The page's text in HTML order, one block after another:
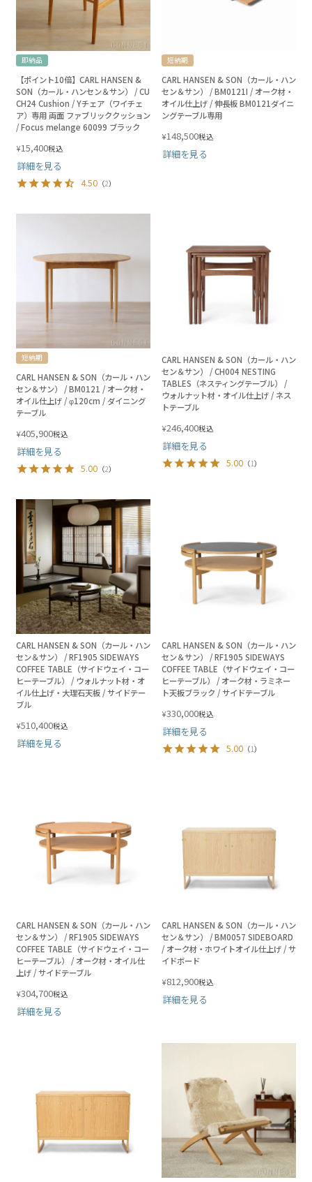
即納品
【ポイント10倍】CARL HANSEN &
SON（カール・ハンセン＆サン） / CU
CH24 Cushion / Yチェア（ワイチェ
ア）専用 両面 ファブリッククッション
/ Focus melange 60099 ブラック
¥15,400税込
詳細を見る
4.50 （2）
短納期
CARL HANSEN & SON（カール・ハン
セン＆サン） / BM0121I / オーク材・
オイル仕上げ / 伸長板 BM0121ダイニ
ングテーブル専用
¥148,500税込
詳細を見る
短納期
CARL HANSEN & SON（カール・ハン
セン＆サン） / BM0121 / オーク材・
オイル仕上げ / φ120cm / ダイニング
テーブル
¥405,900税込
詳細を見る
5.00 （2）
CARL HANSEN & SON（カール・ハン
セン＆サン） / CH004 NESTING
TABLES（ネスティングテーブル） /
ウォルナット材・オイル仕上げ / ネス
トテーブル
¥246,400税込
詳細を見る
5.00 （1）
CARL HANSEN & SON（カール・ハン
セン＆サン） / RF1905 SIDEWAYS
COFFEE TABLE（サイドウェイ・コー
ヒーテーブル） / ウォルナット材・オ
イル仕上げ・大理石天板 / サイドテー
ブル
¥510,400税込
詳細を見る
CARL HANSEN & SON（カール・ハン
セン＆サン） / RF1905 SIDEWAYS
COFFEE TABLE（サイドウェイ・コー
ヒーテーブル） / オーク材・ラミネー
ト天板ブラック / サイドテーブル
¥330,000税込
詳細を見る
5.00 （1）
CARL HANSEN & SON（カール・ハン
セン＆サン） / RF1905 SIDEWAYS
COFFEE TABLE（サイドウェイ・コー
ヒーテーブル） / オーク材・オイル仕
上げ / サイドテーブル
¥304,700税込
詳細を見る
CARL HANSEN & SON（カール・ハン
セン＆サン） / BM0057 SIDEBOARD
/ オーク材・ホワイトオイル仕上げ / サ
イドボード
¥812,900税込
詳細を見る